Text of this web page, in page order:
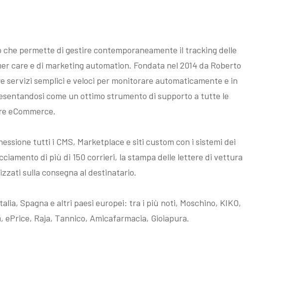
che permette di gestire contemporaneamente il tracking delle
care e di marketing automation. Fondata nel 2014 da Roberto
servizi semplici e veloci per monitorare automaticamente e in
come un ottimo strumento di supporto a tutte le
eCommerce.
tutti i CMS, Marketplace e siti custom con i sistemi dei
di più di 150 corrieri, la stampa delle lettere di vettura
sulla consegna al destinatario.
Spagna e altri paesi europei: tra i più noti, Moschino, KIKO,
ePrice, Raja, Tannico, Amicafarmacia, Gioiapura.